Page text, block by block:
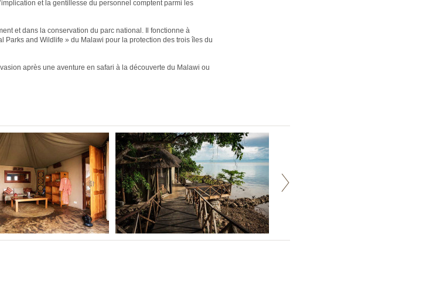
et la gentillesse du personnel comptent parmi les
et dans la conservation du parc national. Il fonctionne à
Parks and Wildlife » du Malawi pour la protection des trois îles du
après une aventure en safari à la découverte du Malawi ou